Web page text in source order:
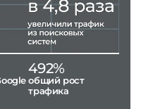
492%
общий рост
трафика